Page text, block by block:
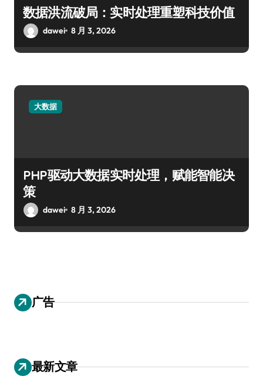
数据洪流破局：实时处理重塑科技价值
dawei 8 月 3, 2026
大数据
PHP驱动大数据实时处理，赋能智能决
策
dawei 8 月 3, 2026
广告
最新文章